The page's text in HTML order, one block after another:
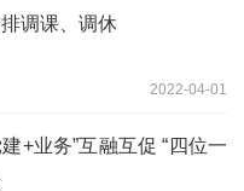
调课、调休
2022-04-01
+业务”互融互促 “四位一